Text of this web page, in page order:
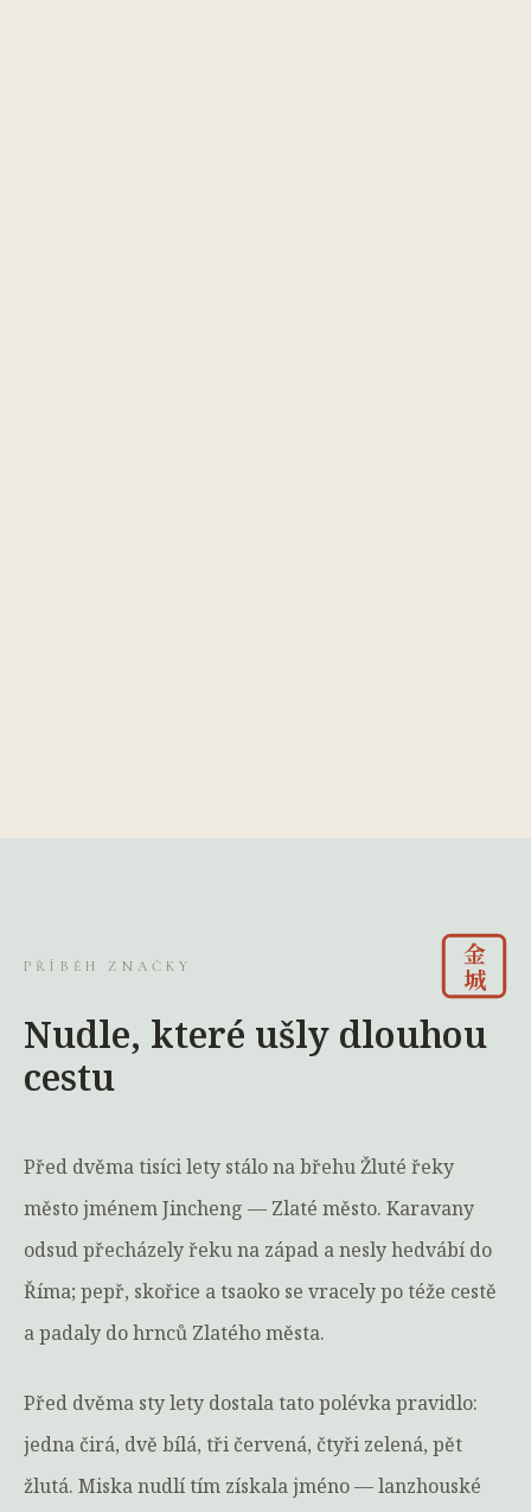
PŘÍBĚH ZNAČKY
金
城
Nudle, které ušly dlouhou
cestu
Před dvěma tisíci lety stálo na břehu Žluté řeky
město jménem Jincheng — Zlaté město. Karavany
odsud přecházely řeku na západ a nesly hedvábí do
Říma; pepř, skořice a tsaoko se vracely po téže cestě
a padaly do hrnců Zlatého města.
Před dvěma sty lety dostala tato polévka pravidlo:
jedna čirá, dvě bílá, tři červená, čtyři zelená, pět
žlutá. Miska nudlí tím získala jméno — lanzhouské